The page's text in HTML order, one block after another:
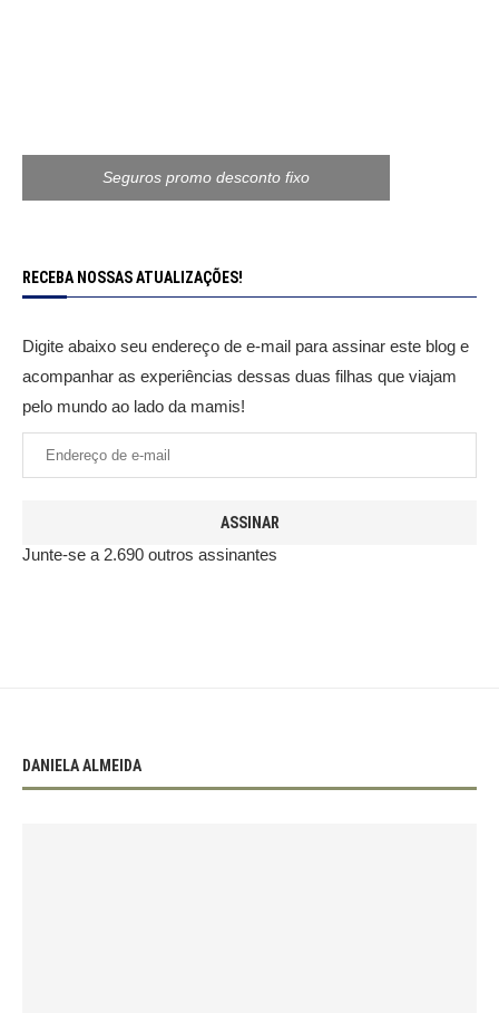
Seguros promo desconto fixo
RECEBA NOSSAS ATUALIZAÇÕES!
Digite abaixo seu endereço de e-mail para assinar este blog e
acompanhar as experiências dessas duas filhas que viajam
pelo mundo ao lado da mamis!
ASSINAR
Junte-se a 2.690 outros assinantes
DANIELA ALMEIDA